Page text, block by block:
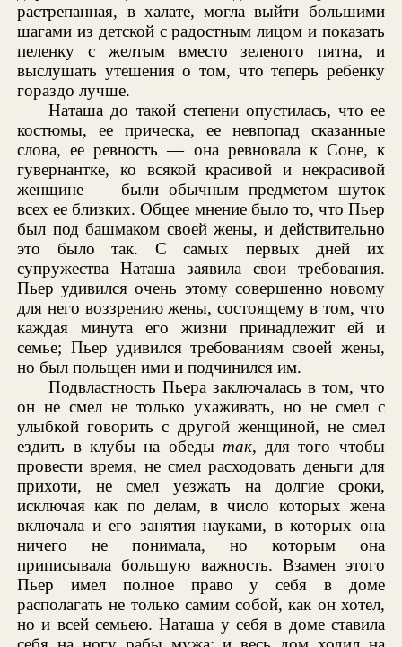
растрепанная, в халате, могла выйти большими
шагами из детской с радостным лицом и показать
пеленку с желтым вместо зеленого пятна, и
выслушать утешения о том, что теперь ребенку
гораздо лучше.
Наташа до такой степени опустилась, что ее
костюмы, ее прическа, ее невпопад сказанные
слова, ее ревность — она ревновала к Соне, к
гувернантке, ко всякой красивой и некрасивой
женщине — были обычным предметом шуток
всех ее близких. Общее мнение было то, что Пьер
был под башмаком своей жены, и действительно
это было так. С самых первых дней их
супружества Наташа заявила свои требования.
Пьер удивился очень этому совершенно новому
для него воззрению жены, состоящему в том, что
каждая минута его жизни принадлежит ей и
семье; Пьер удивился требованиям своей жены,
но был польщен ими и подчинился им.
Подвластность Пьера заключалась в том, что
он не смел не только ухаживать, но не смел с
улыбкой говорить с другой женщиной, не смел
ездить в клубы на обеды так, для того чтобы
провести время, не смел расходовать деньги для
прихоти, не смел уезжать на долгие сроки,
исключая как по делам, в число которых жена
включала и его занятия науками, в которых она
ничего не понимала, но которым она
приписывала большую важность. Взамен этого
Пьер имел полное право у себя в доме
располагать не только самим собой, как он хотел,
но и всей семьею. Наташа у себя в доме ставила